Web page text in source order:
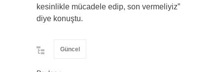
kesinlikle mücadele edip, son vermeliyiz”
diye konuştu.
Güncel